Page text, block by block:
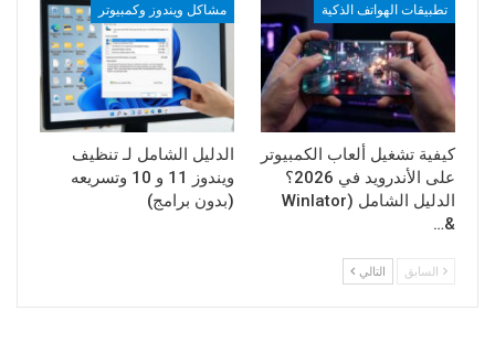
تطبيقات الهواتف الذكية
كيفية تشغيل ألعاب الكمبيوتر
على الأندرويد في 2026؟
الدليل الشامل (Winlator
&…
مشاكل ويندوز وكمبيوتر
الدليل الشامل لـ تنظيف
ويندوز 11 و 10 وتسريعه
(بدون برامج)
السابق التالي